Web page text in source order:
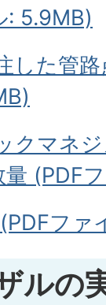
: 5.9MB)
た管路
マネ
量 (PDF
ファ
ルの